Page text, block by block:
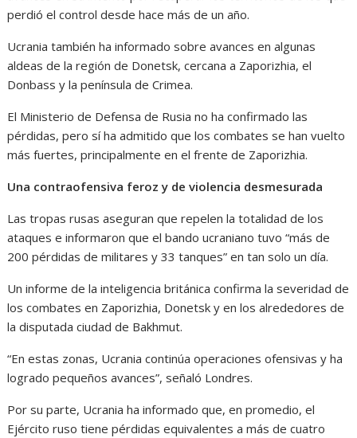
perdió el control desde hace más de un año.
Ucrania también ha informado sobre avances en algunas
aldeas de la región de Donetsk, cercana a Zaporizhia, el
Donbass y la península de Crimea.
El Ministerio de Defensa de Rusia no ha confirmado las
pérdidas, pero sí ha admitido que los combates se han vuelto
más fuertes, principalmente en el frente de Zaporizhia.
Una contraofensiva feroz y de violencia desmesurada
Las tropas rusas aseguran que repelen la totalidad de los
ataques e informaron que el bando ucraniano tuvo “más de
200 pérdidas de militares y 33 tanques” en tan solo un día.
Un informe de la inteligencia británica confirma la severidad de
los combates en Zaporizhia, Donetsk y en los alrededores de
la disputada ciudad de Bakhmut.
“En estas zonas, Ucrania continúa operaciones ofensivas y ha
logrado pequeños avances”, señaló Londres.
Por su parte, Ucrania ha informado que, en promedio, el
Ejército ruso tiene pérdidas equivalentes a más de cuatro